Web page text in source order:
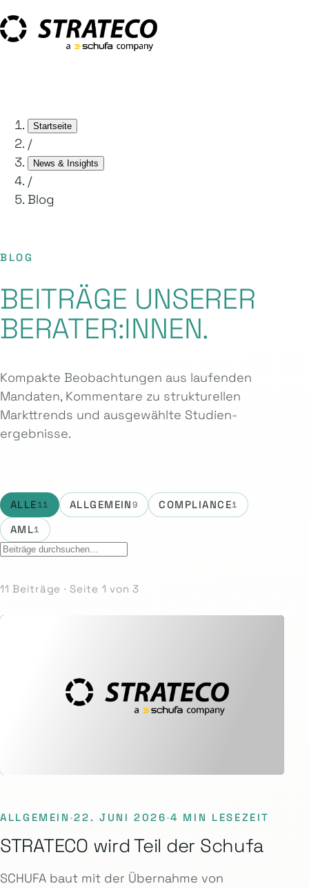
Startseite
/
News & Insights
/
Blog
BLOG
BEITRÄGE UNSERER
BERATER:INNEN.
Kompakte Beobachtungen aus laufenden
Mandaten, Kommentare zu strukturellen
Markttrends und ausgewählte Studien­
ergebnisse.
ALLE11 ALLGEMEIN9 COMPLIANCE1
AML1
11 Beiträge · Seite 1 von 3
ALLGEMEIN ·22. JUNI 2026·4 MIN LESEZEIT
STRATECO wird Teil der Schufa
SCHUFA baut mit der Übernahme von